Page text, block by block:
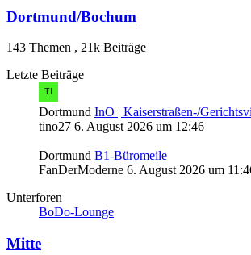
Dortmund/Bochum
143 Themen , 21k Beiträge
Letzte Beiträge
Dortmund InO | Kaiserstraßen-/
tino27 6. August 2026 um 12:46
Dortmund B1-Büromeile
FanDerModerne 6. August 2026 um
Unterforen
BoDo-Lounge
Mitte